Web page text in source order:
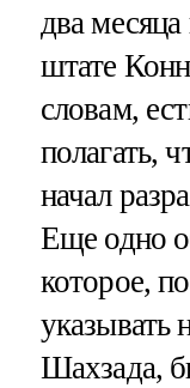
два месяца
штате
словам,
полагать,
начал
Еще одно
которое,
указывать
Шахзада,